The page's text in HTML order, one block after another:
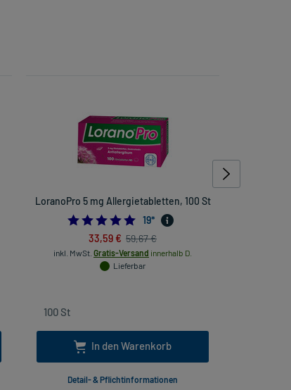
LoranoPro 5 mg Allergietabletten, 100 St
4.947368421052632
19*
33,59 € 59,67 €
inkl. MwSt. Gratis-Versand innerhalb D.
Lieferbar
In den Warenkorb
Detail- & Pflichtinformationen